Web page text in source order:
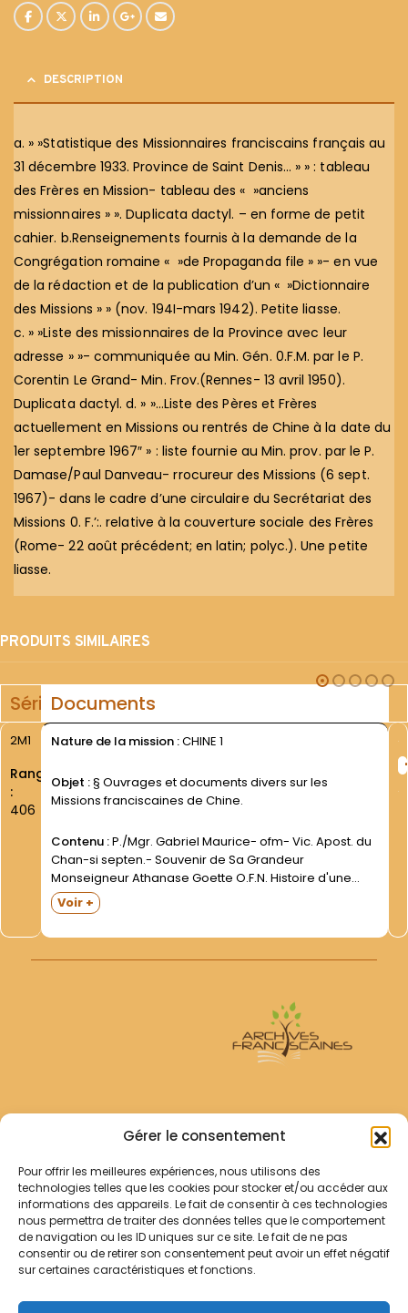
Gérer le consentement
Pour offrir les meilleures expériences, nous utilisons des
technologies telles que les cookies pour stocker et/ou accéder aux
informations des appareils. Le fait de consentir à ces technologies
nous permettra de traiter des données telles que le comportement
de navigation ou les ID uniques sur ce site. Le fait de ne pas
consentir ou de retirer son consentement peut avoir un effet négatif
sur certaines caractéristiques et fonctions.
DESCRIPTION
a. » »Statistique des Missionnaires franciscains français au
31 décembre 1933. Province de Saint Denis… » » : tableau
des Frères en Mission- tableau des « »anciens
missionnaires » ». Duplicata dactyl. – en forme de petit
cahier. b.Renseignements fournis à la demande de la
Congrégation romaine « »de Propaganda file » »- en vue
de la rédaction et de la publication d’un « »Dictionnaire
des Missions » » (nov. 194I-mars 1942). Petite liasse.
c. » »Liste des missionnaires de la Province avec leur
adresse » »- communiquée au Min. Gén. 0.F.M. par le P.
Corentin Le Grand- Min. Frov.(Rennes- 13 avril 1950).
Duplicata dactyl. d. » »…Liste des Pères et Frères
actuellement en Missions ou rentrés de Chine à la date du
1er septembre 1967″ » : liste fournie au Min. prov. par le P.
Damase/Paul Danveau- rrocureur des Missions (6 sept.
1967)- dans le cadre d’une circulaire du Secrétariat des
Missions 0. F.’:. relative à la couverture sociale des Frères
(Rome- 22 août précédent; en latin; polyc.). Une petite
liasse.
PRODUITS SIMILAIRES
SérieDocuments
2M1
Rang
:
406
Nature de la mission :CHINE 1
Objet :§ Ouvrages et documents divers sur les
Missions franciscaines de Chine.
Contenu :P./Mgr. Gabriel Maurice- ofm- Vic. Apost. du
Chan-si septen.- Souvenir de Sa Grandeur
Monseigneur Athanase Goette O.F.N. Histoire d'une
Mission franciscaine...Sans adresse typographique-
s.d. 123 + 44 p. Relié demi-toile noire. P. Bernward H.
Voir +
Archives Franciscaines
RECHERCHER
Comment chercher ?
Les archives
Notre démarche
Contact